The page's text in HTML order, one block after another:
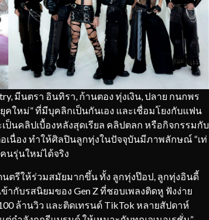
มีนตรา อินทิรา, ก้านตอง ทุ่งเงิน, ปลาย กนกพร
ใหม่” ที่มีบุคลิกเป็นกันเอง และเชื่อมโยงกับแฟน
ป็นคลิปเบื้องหลังสุดเรียล คลิปตลก หรือกิจกรรมกับ
เนื่อง ทำให้ศิลปินลูกทุ่งในปัจจุบันมีภาพลักษณ์ “เท่
นรุ่นใหม่ได้จริง
ตรีให้ร่วมสมัยมากขึ้น ทั้ง ลูกทุ่งป๊อป, ลูกทุ่งอินดี้
กับรสนิยมของ Gen Z ที่ชอบเพลงติดหู ฟังง่าย
ล้านวิว และติดเทรนด์ TikTok หลายสัปดาห์